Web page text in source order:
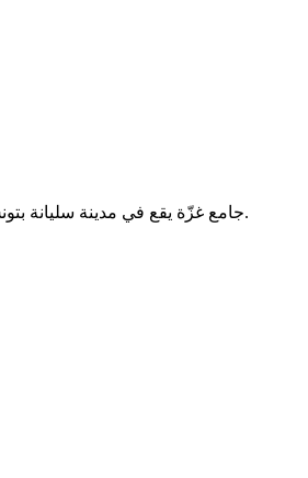
جامع غزّة يقع في مدينة سليانة بتونس. يُستخدم لأداء الصلوات الخمس والجمعة، ويخدم سكان المنطقة المحيطة به.